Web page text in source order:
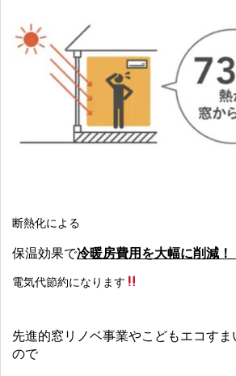
断熱化による
保温効果で冷暖房費用を大幅に削減！
電気代節約になります
先進的窓リノベ事業やこどもエコす
ので